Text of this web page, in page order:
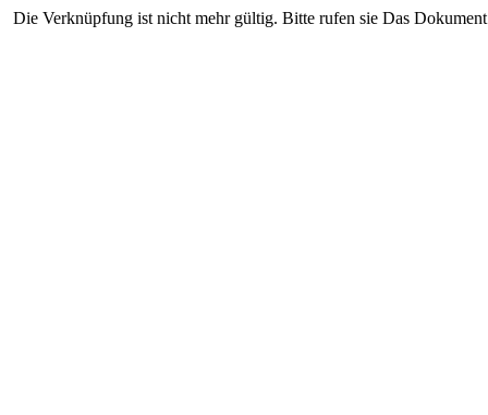
Die Verknüpfung ist nicht mehr gültig. Bitte rufen sie Das Dokument